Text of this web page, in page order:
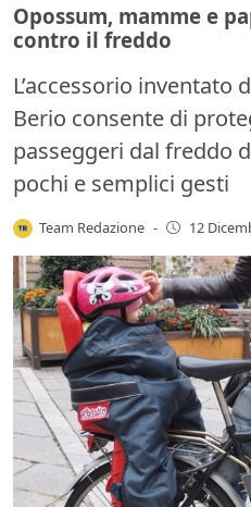
Opossum, mamme e
contro il freddo
L’accessorio inventato
Berio consente di
passeggeri dal freddo
pochi e semplici gesti
Team Redazione - 12